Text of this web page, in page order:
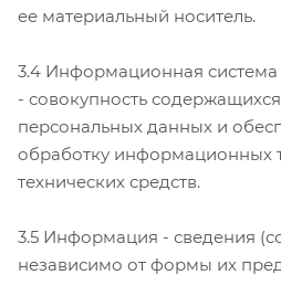
ее материальный носитель.
3.4 Информационная
- совокупность
персональных данных и
обработку информационных
технических средств.
3.5 Информация - сведения
независимо от формы их